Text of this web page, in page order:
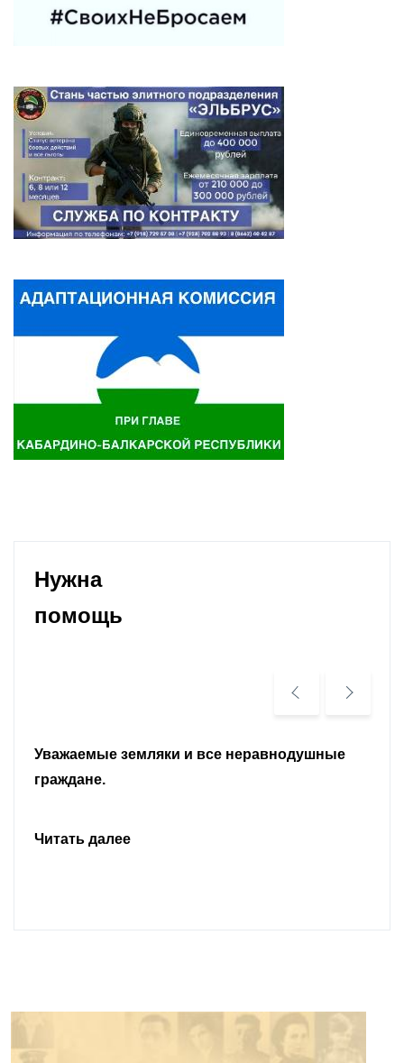
Нужна
помощь
Уважаемые земляки и все неравнодушные
граждане.
Читать далее